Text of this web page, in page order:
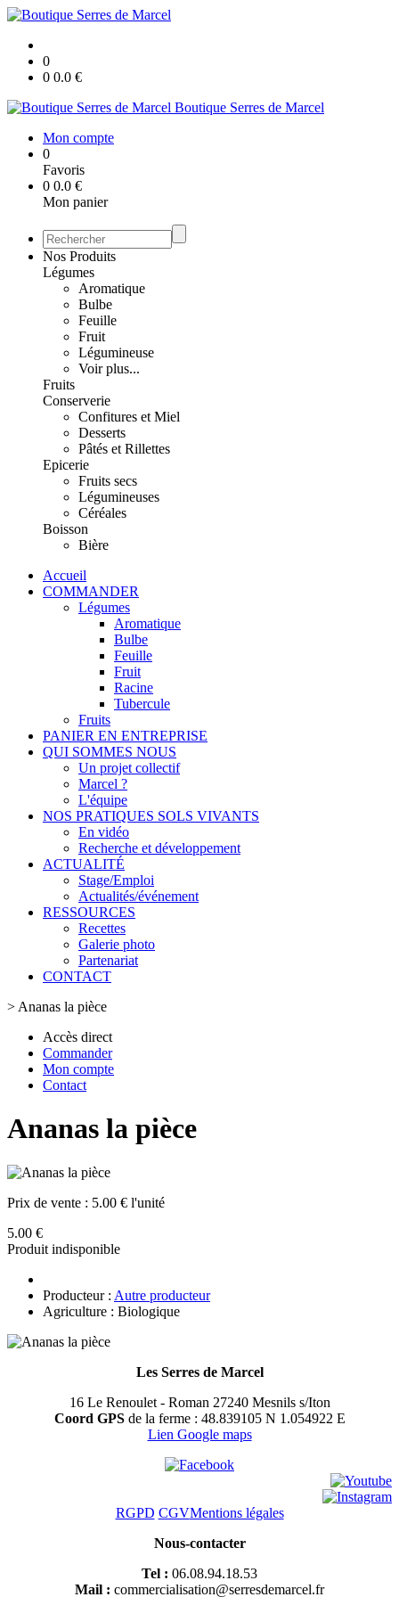
0
0 0.0 €
Boutique Serres de Marcel
Mon compte
0
Favoris
0 0.0 €
Mon panier
Nos Produits
Légumes
Aromatique
Bulbe
Feuille
Fruit
Légumineuse
Voir plus...
Fruits
Conserverie
Confitures et Miel
Desserts
Pâtés et Rillettes
Epicerie
Fruits secs
Légumineuses
Céréales
Boisson
Bière
Accueil
COMMANDER
Légumes
Aromatique
Bulbe
Feuille
Fruit
Racine
Tubercule
Fruits
PANIER EN ENTREPRISE
QUI SOMMES NOUS
Un projet collectif
Marcel ?
L'équipe
NOS PRATIQUES SOLS VIVANTS
En vidéo
Recherche et développement
ACTUALITÉ
Stage/Emploi
Actualités/événement
RESSOURCES
Recettes
Galerie photo
Partenariat
CONTACT
> Ananas la pièce
Accès direct
Commander
Mon compte
Contact
Ananas la pièce
Prix de vente : 5.00 € l'unité
5.00 €
Produit indisponible
Producteur : Autre producteur
Agriculture : Biologique
Les Serres de Marcel
16 Le Renoulet - Roman 27240 Mesnils s/Iton
Coord GPSde la ferme : 48.839105 N 1.054922 E
Lien Google maps
RGPD CGVMentions légales
Nous-contacter
Tel : 06.08.94.18.53
Mail : commercialisation@serresdemarcel.fr